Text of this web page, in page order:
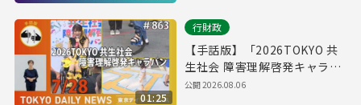
01:25
行財政
【手話版】「2026TOKYO 共
生社会 障害理解啓発キャラバ
ン」スタート！（令和8年7月
公開2026.08.06